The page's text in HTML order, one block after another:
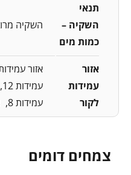
תנאי
השקיה –
כמות מים
השקיה
אזור
עמידות
לקור
אזור עמידות
עמידות 12
עמידות 8
צמחים דומים